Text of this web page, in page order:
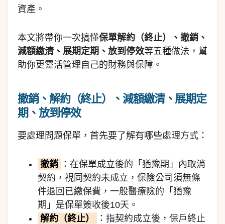
資產。
本文將帶你一次搞懂保單解約（終止）、撤銷、
減額繳清、展期定期、放到停效等五種做法，幫
助你更靈活管理自己的財務與保障。
撤銷、解約（終止）、減額繳清、展期定
期、放到停效
要處理問題保單，首先要了解有哪些處理方式：
撤銷 ：在保單成立後的「猶豫期」內取消
契約，視同契約未成立，保險公司須無條
件退回已繳保費，一般醫療險的「猶豫
期」是保單簽收後10天。
解約（終止）
：指契約成立後，保戶終止